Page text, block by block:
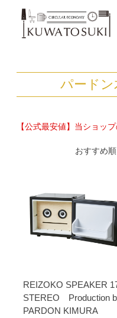
パードン
【公式最安値】当ショッ
おすすめ順
REIZOKO SPEAKER
STEREO Production
PARDON KIMURA